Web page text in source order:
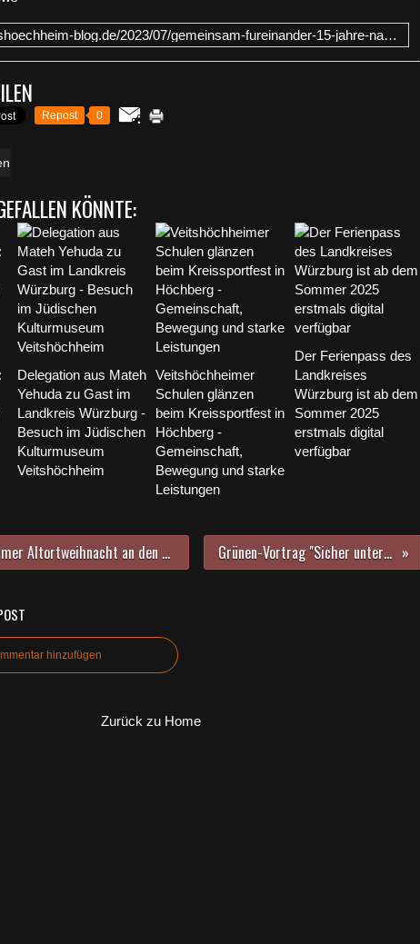
https://www.veitshoechheim-blog.de/2023/07/gemeinsam-fureinander-15-jahre-nachbarschaftshilfe-veitshochheim.html
Repost 0
KÖNNTE:
Delegation aus Mateh
Yehuda zu Gast im
Landkreis Würzburg -
Besuch im Jüdischen
Kulturmuseum
Veitshöchheim
Veitshöchheimer
Schulen glänzen
beim Kreissportfest in
Höchberg -
Gemeinschaft,
Bewegung und starke
Leistungen
Der Ferienpass des
Landkreises
Würzburg ist ab dem
Sommer 2025
erstmals digital
verfügbar
28. Veitshöchheimer Altortweihnacht an den ersten drei Adventswochenenden im Rathaushof mit 38 Anbietern und einem attraktivem Begleitprogramm Grünen-Vortrag "Sicher unterwegs im Internet" am 22.11.23 im Veitshöchheimer Rathaussaal fällt aus
hinzufügen
Zurück zu Home